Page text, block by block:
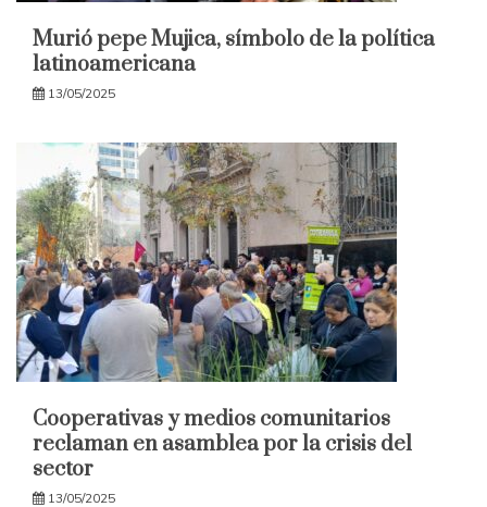
Murió pepe Mujica, símbolo de la política
latinoamericana
13/05/2025
Cooperativas y medios comunitarios
reclaman en asamblea por la crisis del
sector
13/05/2025